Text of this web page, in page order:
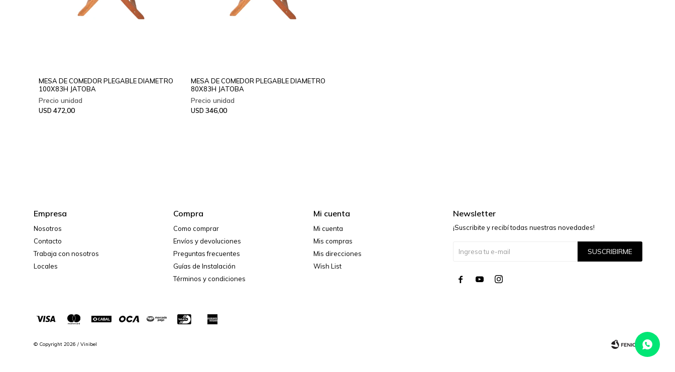
MESA DE COMEDOR PLEGABLE DIAMETRO
100X83H JATOBA
USD 472,00
MESA DE COMEDOR PLEGABLE DIAMETRO
80X83H JATOBA
USD 346,00
Empresa
Nosotros
Contacto
Trabaja con nosotros
Locales
Compra
Como comprar
Envíos y devoluciones
Preguntas frecuentes
Guías de Instalación
Términos y condiciones
Mi cuenta
Mi cuenta
Mis compras
Mis direcciones
Wish List
Newsletter
¡Suscribite y recibí todas nuestras novedades!
SUSCRIBIRME
  
© Copyright 2026 / Vinibel